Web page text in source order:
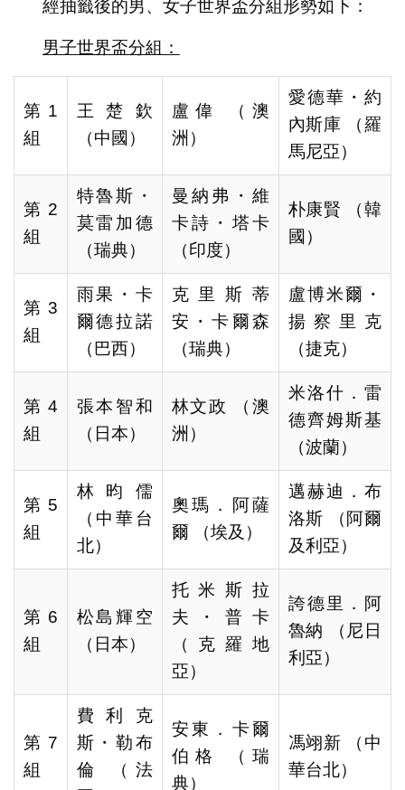
經抽籤後的男、女子世界盃分組形勢如下：
男子世界盃分組：
第1
組
王楚欽
（中國）
盧偉 （澳
洲）
愛德華・約
內斯庫 （羅
馬尼亞）
第2
組
特魯斯・
莫雷加德
（瑞典）
曼納弗・維
卡詩・塔卡
（印度）
朴康賢 （韓
國）
第3
組
雨果・卡
爾德拉諾
（巴西）
克里斯蒂
安・卡爾森
（瑞典）
盧博米爾・
揚察里克
（捷克）
第4
組
張本智和
（日本）
林文政 （澳
洲）
米洛什．雷
德齊姆斯基
（波蘭）
第5
組
林昀儒
（中華台
北）
奧瑪．阿薩
爾 （埃及）
邁赫迪．布
洛斯 （阿爾
及利亞）
第6
組
松島輝空
（日本）
托米斯拉
夫・普卡
（克羅地
亞）
誇德里．阿
魯納 （尼日
利亞）
第7
組
費利克
斯・勒布
倫 （法
安東．卡爾
伯格 （瑞
典）
馮翊新 （中
華台北）